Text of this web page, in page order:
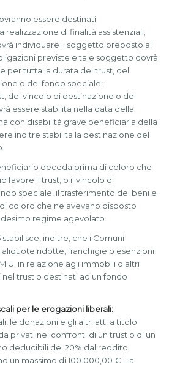
essere destinati
realizzazione di finalità assistenziali;
individuare il soggetto preposto al
previste e tale soggetto dovrà
per tutta la durata del trust, del
o del fondo speciale;
del vincolo di destinazione o del
essere stabilita nella data della
con disabilità grave beneficiaria della
inoltre stabilita la destinazione del
deceda prima di coloro che
favore il trust, o il vincolo di
speciale, il trasferimento dei beni e
coloro che ne avevano disposto
regime agevolato.
stabilisce, inoltre, che i Comuni
ridotte, franchigie o esenzioni
in relazione agli immobili o altri
trust o destinati ad un fondo
per le erogazioni liberali:
le donazioni e gli altri atti a titolo
privati nei confronti di un trust o di un
deducibili del 20% dal reddito
un massimo di 100.000,00 €. La